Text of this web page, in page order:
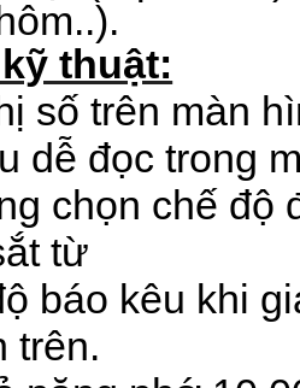
thuật:
số trên màn
dễ đọc trong
chọn chế độ
từ
báo kêu khi
trên.